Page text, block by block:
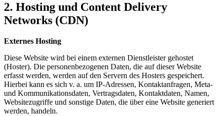
2. Hosting und Content Delivery
Networks (CDN)
Externes Hosting
Diese Website wird bei einem externen Dienstleister gehostet
(Hoster). Die personenbezogenen Daten, die auf dieser Website
erfasst werden, werden auf den Servern des Hosters gespeichert.
Hierbei kann es sich v. a. um IP-Adressen, Kontaktanfragen, Meta-
und Kommunikationsdaten, Vertragsdaten, Kontaktdaten, Namen,
Websitezugriffe und sonstige Daten, die über eine Website generiert
werden, handeln.